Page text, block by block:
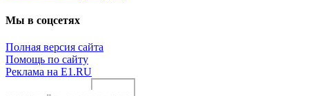
Мы в соцсетях
Полная версия сайта
Помощь по сайту
Реклама на E1.RU